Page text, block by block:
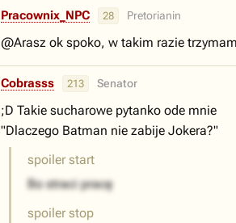
Pracownix_NPC 28 Pretorianin
@Arasz ok spoko, w takim razie
Cobrasss 213 Senator
;D Takie sucharowe pytanko ode mnie
"Dlaczego Batman nie zabije Jokera?"
spoiler start
Bo straci pracę
spoiler stop